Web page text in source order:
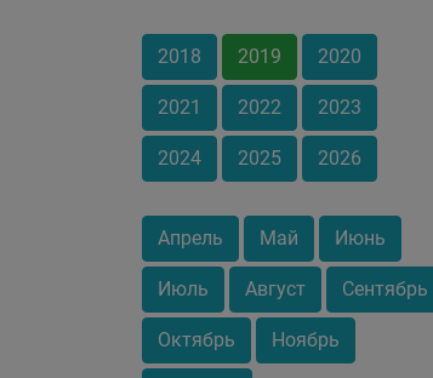
2018 2019 2020
2021 2022 2023
2024 2025 2026
Апрель Май Июнь
Июль Август Сентябрь
Октябрь Ноябрь